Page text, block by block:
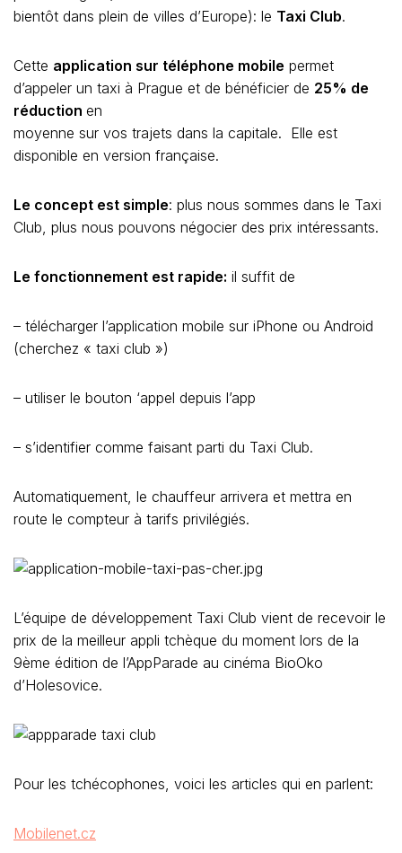
bientôt dans plein de villes d’Europe): le Taxi Club.
Cette application sur téléphone mobile permet
d’appeler un taxi à Prague et de bénéficier de 25% de
réduction en
moyenne sur vos trajets dans la capitale. Elle est
disponible en version française.
Le concept est simple: plus nous sommes dans le Taxi
Club, plus nous pouvons négocier des prix intéressants.
Le fonctionnement est rapide: il suffit de
– télécharger l’application mobile sur iPhone ou Android
(cherchez « taxi club »)
– utiliser le bouton ‘appel depuis l’app
– s’identifier comme faisant parti du Taxi Club.
Automatiquement, le chauffeur arrivera et mettra en
route le compteur à tarifs privilégiés.
L’équipe de développement Taxi Club vient de recevoir le
prix de la meilleur appli tchèque du moment lors de la
9ème édition de l’AppParade au cinéma BioOko
d’Holesovice.
Pour les tchécophones, voici les articles qui en parlent:
Mobilenet.cz